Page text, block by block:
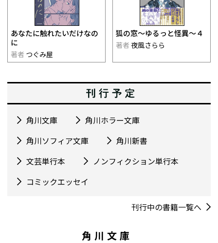
あなたに触れたいだけなの
に
著者 つぐみ屋
狐の窓～ゆるっと怪異～４
著者 夜風さらら
角川文庫
角川ホラー文庫
角川ソフィア文庫
角川新書
文芸単行本
ノンフィクション単行本
コミックエッセイ
刊行中の書籍一覧へ
角川文庫